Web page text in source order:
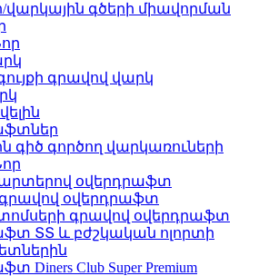
վարկային գծերի միավորման
գրավով վարկ
գիծ գործող վարկառուների
օվերդրաֆտ
օվերդրաֆտ
գրավով օվերդրաֆտ
ՏՏ և բժշկական ոլորտի
Diners Club Super Premium